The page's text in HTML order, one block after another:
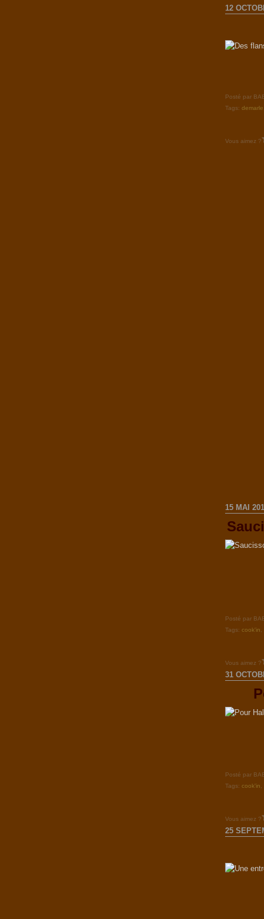
12
Posté par
Tags: demarle
Vous aimez ?
15 MAI
Posté par
Tags: cook'in
Vous aimez ?
31
Posté par
Tags: cook'in
Vous aimez ?
25